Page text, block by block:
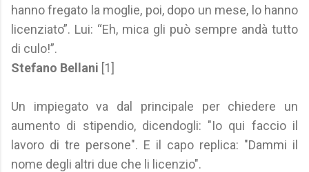
hanno fregato la moglie, poi, dopo un mese, lo hanno
licenziato”. Lui: “Eh, mica gli può sempre andà tutto
di culo!”.
Stefano Bellani [1]
Un impiegato va dal principale per chiedere un
aumento di stipendio, dicendogli: "Io qui faccio il
lavoro di tre persone". E il capo replica: "Dammi il
nome degli altri due che li licenzio".